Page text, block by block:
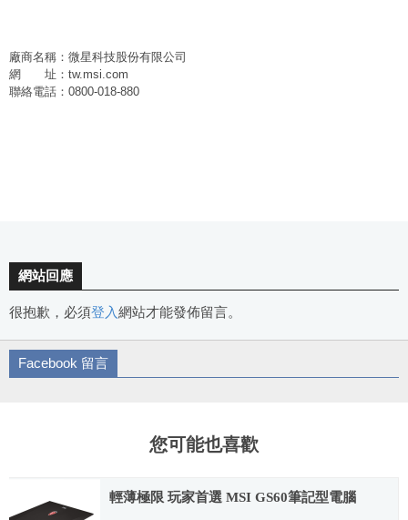
廠商名稱：微星科技股份有限公司
網 址：tw.msi.com
聯絡電話：0800-018-880
網站回應
很抱歉，必須登入網站才能發佈留言。
Facebook 留言
您可能也喜歡
輕薄極限 玩家首選 MSI GS60筆記型電腦